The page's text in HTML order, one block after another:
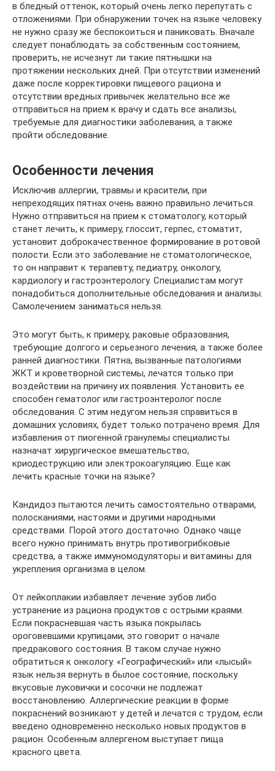
в бледный оттенок, который очень легко перепутать с
отложениями. При обнаружении точек на языке человеку
не нужно сразу же беспокоиться и паниковать. Вначале
следует понаблюдать за собственным состоянием,
проверить, не исчезнут ли такие пятнышки на
протяжении нескольких дней. При отсутствии изменений
даже после корректировки пищевого рациона и
отсутствии вредных привычек желательно все же
отправиться на прием к врачу и сдать все анализы,
требуемые для диагностики заболевания, а также
пройти обследование.
Особенности лечения
Исключив аллергии, травмы и красители, при
непреходящих пятнах очень важно правильно лечиться.
Нужно отправиться на прием к стоматологу, который
станет лечить, к примеру, глоссит, герпес, стоматит,
установит доброкачественное формирование в ротовой
полости. Если это заболевание не стоматологическое,
то он направит к терапевту, педиатру, онкологу,
кардиологу и гастроэнтерологу. Специалистам могут
понадобиться дополнительные обследования и анализы.
Самолечением заниматься нельзя.
Это могут быть, к примеру, раковые образования,
требующие долгого и серьезного лечения, а также более
ранней диагностики. Пятна, вызванные патологиями
ЖКТ и кроветворной системы, лечатся только при
воздействии на причину их появления. Установить ее
способен гематолог или гастроэнтеролог после
обследования. С этим недугом нельзя справиться в
домашних условиях, будет только потрачено время. Для
избавления от пиогенной гранулемы специалисты
назначат хирургическое вмешательство,
криодеструкцию или электрокоагуляцию. Еще как
лечить красные точки на языке?
Кандидоз пытаются лечить самостоятельно отварами,
полосканиями, настоями и другими народными
средствами. Порой этого достаточно. Однако чаще
всего нужно принимать внутрь противогрибковые
средства, а также иммуномодуляторы и витамины для
укрепления организма в целом.
От лейкоплакии избавляет лечение зубов либо
устранение из рациона продуктов с острыми краями.
Если покрасневшая часть языка покрылась
ороговевшими крупицами, это говорит о начале
предракового состояния. В таком случае нужно
обратиться к онкологу. «Географический» или «лысый»
язык нельзя вернуть в былое состояние, поскольку
вкусовые луковички и сосочки не подлежат
восстановлению. Аллергические реакции в форме
покраснений возникают у детей и лечатся с трудом, если
введено одновременно несколько новых продуктов в
рацион. Особенным аллергеном выступает пища
красного цвета.